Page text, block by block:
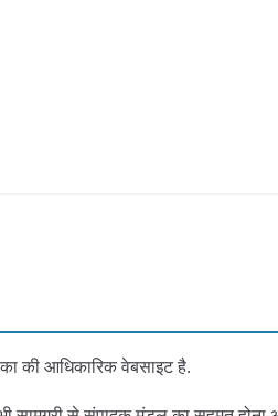
की आधिकारिक वेबसाइट है.